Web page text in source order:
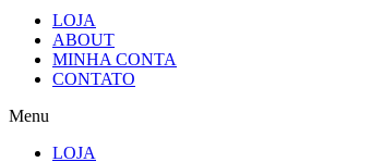
LOJA
ABOUT
MINHA CONTA
CONTATO
Menu
LOJA